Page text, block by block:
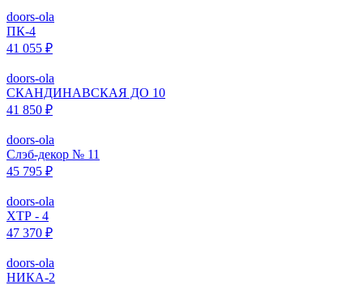
doors-ola
ПК-4
41 055 ₽
doors-ola
СКАНДИНАВСКАЯ ДО 10
41 850 ₽
doors-ola
Слэб-декор № 11
45 795 ₽
doors-ola
ХТР - 4
47 370 ₽
doors-ola
НИКА-2